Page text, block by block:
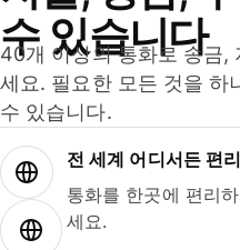
수 있습니다
40개 이상의 통화로 송금,
세요. 필요한 모든 것을 하
수 있습니다.
전 세계 어디서든 편
통화를 한곳에 편리
세요.